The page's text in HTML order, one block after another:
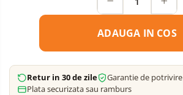
ADAUGA IN COS
Retur in 30 de zile
Garantie de potrivire
Plata securizata sau ramburs